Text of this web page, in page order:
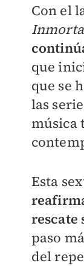
Con el
que
que se
las
música
Esta
rescate
paso
del